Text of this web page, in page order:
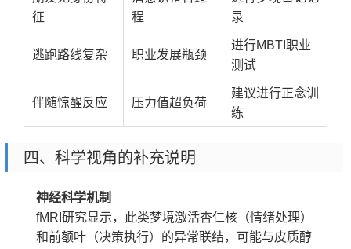
征
程
录
逃跑路线复杂 职业发展瓶颈
进行MBTI职业
测试
伴随惊醒反应 压力值超负荷
建议进行正念训
练
四、科学视角的补充说明
神经科学机制
fMRI研究显示，此类梦境激活杏仁核（情绪处理）
和前额叶（决策执行）的异常联结，可能与皮质醇